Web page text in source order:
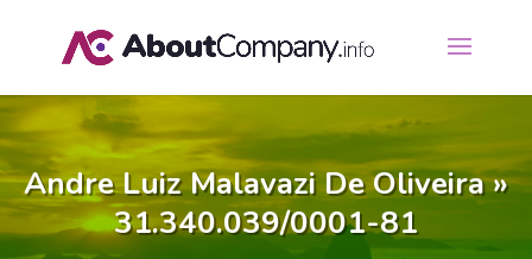
Andre Luiz Malavazi De Oliveira »
31.340.039/0001-81